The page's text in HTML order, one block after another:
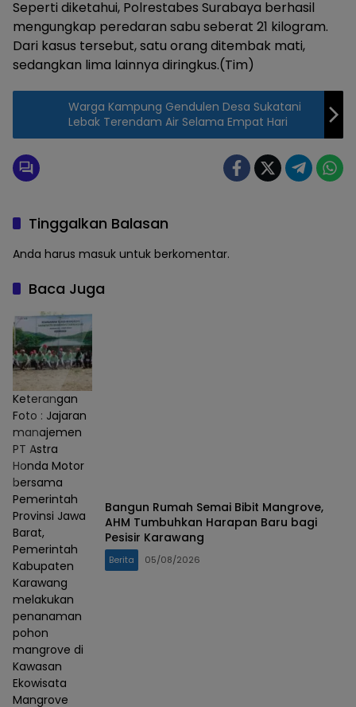
Seperti diketahui, Polrestabes Surabaya berhasil
mengungkap peredaran sabu seberat 21 kilogram.
Dari kasus tersebut, satu orang ditembak mati,
sedangkan lima lainnya diringkus.(Tim)
Warga Kampung Gendulen Desa Sukatani
Lebak Terendam Air Selama Empat Hari
Tinggalkan Balasan
Anda harus masuk untuk berkomentar.
Baca Juga
Keterangan
Foto : Jajaran
manajemen
PT Astra
Honda Motor
bersama
Pemerintah
Provinsi Jawa
Barat,
Pemerintah
Kabupaten
Karawang
melakukan
penanaman
pohon
mangrove di
Kawasan
Ekowisata
Mangrove
Bangun Rumah Semai Bibit Mangrove,
AHM Tumbuhkan Harapan Baru bagi
Pesisir Karawang
Berita 05/08/2026